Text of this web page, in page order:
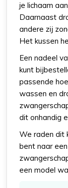
je lichaam
Daarnaast
andere zij
Het kussen
Een nadeel
kunt
passende
wassen en
dit onhandig
We raden dit
bent naar
een model